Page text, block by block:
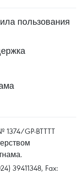
пользования
GP-BTTTT
39411348, Fax: